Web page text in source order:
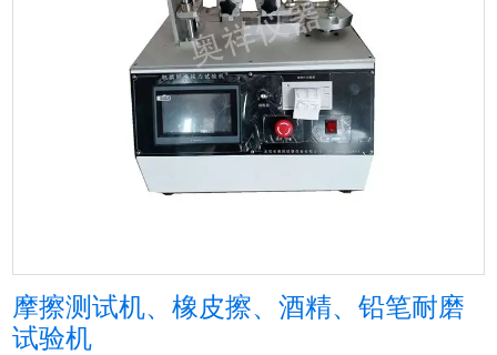
摩擦测试机、橡皮擦、酒精、铅笔耐磨
试验机